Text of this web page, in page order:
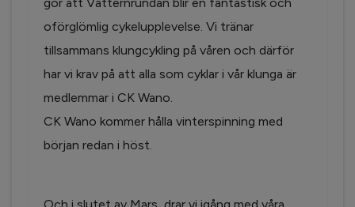
oförglömlig cykelupplevelse. Vi tränar
tillsammans klungcykling på våren och därför
har vi krav på att alla som cyklar i vår klunga är
medlemmar i CK Wano.
CK Wano kommer hålla vinterspinning med
början redan i höst.